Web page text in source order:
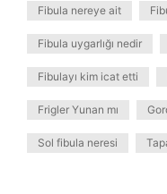
Fibula nereye ait
Fibula uygarlığı nedir
Fibulayı kim icat etti
Frigler Yunan mı
Sol fibula neresi